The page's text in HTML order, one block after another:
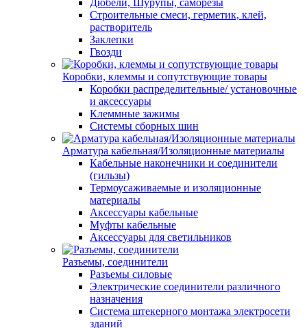
Дюбели, Шурупы, саморезы
Строительные смеси, герметик, клей,
растворитель
Заклепки
Гвозди
Коробки, клеммы и сопутствующие товары
Коробки распределительные/ установочные
и аксессуары
Клеммные зажимы
Системы сборных шин
Арматура кабельная/Изоляционные материалы
Кабельные наконечники и соединители
(гильзы)
Термоусаживаемые и изоляционные
материалы
Аксессуары кабельные
Муфты кабельные
Аксессуары для светильников
Разъемы, соединители
Разъемы силовые
Электрические соединители различного
назначения
Система штекерного монтажа электросети
зданий